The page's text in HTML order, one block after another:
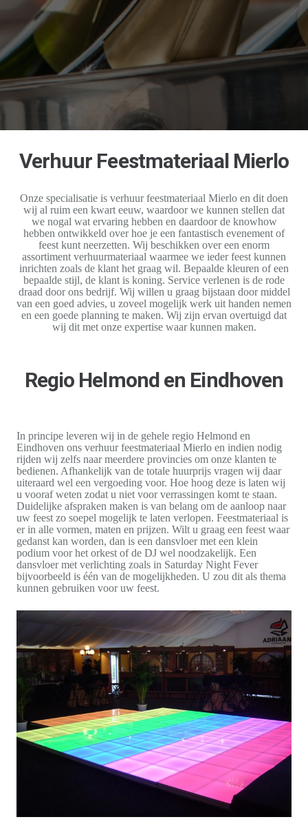
Verhuur Feestmateriaal Mierlo
Onze specialisatie is verhuur feestmateriaal Mierlo en dit doen
wij al ruim een kwart eeuw, waardoor we kunnen stellen dat
we nogal wat ervaring hebben en daardoor de knowhow
hebben ontwikkeld over hoe je een fantastisch evenement of
feest kunt neerzetten. Wij beschikken over een enorm
assortiment verhuurmateriaal waarmee we ieder feest kunnen
inrichten zoals de klant het graag wil. Bepaalde kleuren of een
bepaalde stijl, de klant is koning. Service verlenen is de rode
draad door ons bedrijf. Wij willen u graag bijstaan door middel
van een goed advies, u zoveel mogelijk werk uit handen nemen
en een goede planning te maken. Wij zijn ervan overtuigd dat
wij dit met onze expertise waar kunnen maken.
Kerstviering BanBouw 2024
Opening nieuw pand 2024
GNT International B.V
Bruiloft juni 2024
Strabrechtse Hoeve
Toverland Halloween Nights
Asperges op de Velden
Kasteeltuinconcerten
Van Rooijen Logistiek
Bruiloft Anne & Mike
Regio Helmond en Eindhoven
In principe leveren wij in de gehele regio Helmond en
Eindhoven ons verhuur feestmateriaal Mierlo en indien nodig
rijden wij zelfs naar meerdere provincies om onze klanten te
bedienen. Afhankelijk van de totale huurprijs vragen wij daar
uiteraard wel een vergoeding voor. Hoe hoog deze is laten wij
u vooraf weten zodat u niet voor verrassingen komt te staan.
Duidelijke afspraken maken is van belang om de aanloop naar
uw feest zo soepel mogelijk te laten verlopen. Feestmateriaal is
er in alle vormen, maten en prijzen. Wilt u graag een feest waar
gedanst kan worden, dan is een dansvloer met een klein
podium voor het orkest of de DJ wel noodzakelijk. Een
dansvloer met verlichting zoals in Saturday Night Fever
bijvoorbeeld is één van de mogelijkheden. U zou dit als thema
kunnen gebruiken voor uw feest.